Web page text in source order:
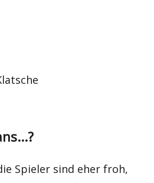
Spieler sind eher froh,